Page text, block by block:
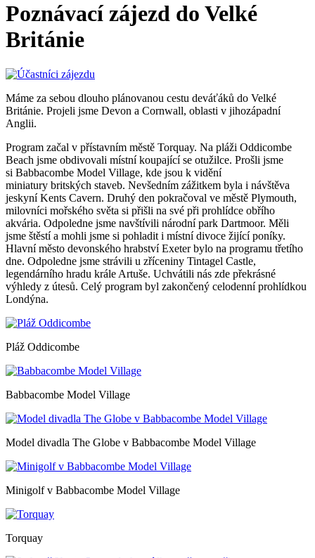
Poznávací zájezd do Velké
Británie
Máme za sebou dlouho plánovanou cestu deváťáků do Velké
Británie. Projeli jsme Devon a Cornwall, oblasti v jihozápadní
Anglii.
Program začal v přístavním městě Torquay. Na pláži Oddicombe
Beach jsme obdivovali místní koupající se otužilce. Prošli jsme
si Babbacombe Model Village, kde jsou k vidění
miniatury britských staveb. Nevšedním zážitkem byla i návštěva
jeskyní Kents Cavern. Druhý den pokračoval ve městě Plymouth,
milovníci mořského světa si přišli na své při prohlídce obřího
akvária. Odpoledne jsme navštívili národní park Dartmoor. Měli
jsme štěstí a mohli jsme si pohladit i místní divoce žijící poníky.
Hlavní město devonského hrabství Exeter bylo na programu třetího
dne. Odpoledne jsme strávili u zříceniny Tintagel Castle,
legendárního hradu krále Artuše. Uchvátili nás zde překrásné
výhledy z útesů. Celý program byl zakončený celodenní prohlídkou
Londýna.
Pláž Oddicombe
Babbacombe Model Village
Model divadla The Globe v Babbacombe Model Village
Minigolf v Babbacombe Model Village
Torquay